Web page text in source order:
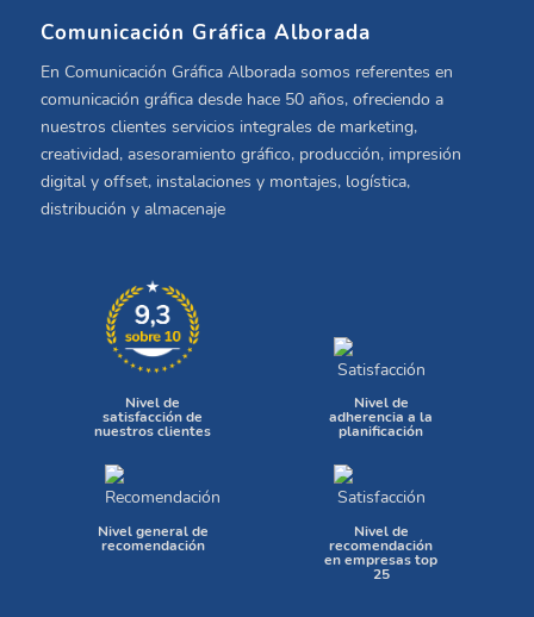
Comunicación Gráfica Alborada
En Comunicación Gráfica Alborada somos referentes en
comunicación gráfica desde hace 50 años, ofreciendo a
nuestros clientes servicios integrales de marketing,
creatividad, asesoramiento gráfico, producción, impresión
digital y offset, instalaciones y montajes, logística,
distribución y almacenaje
Nivel de
satisfacción de
nuestros clientes
Nivel de
adherencia a la
planificación
Nivel general de
recomendación
Nivel de
recomendación
en empresas top
25